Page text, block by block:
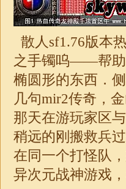
散人sf1.76版本
之手镯呜——帮助
椭圆形的东西．
几句mir2传奇，
那天在游玩家区
稍远的刚搬救兵
在同一个打怪队
异次元战神游戏